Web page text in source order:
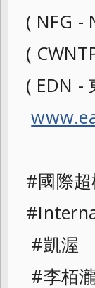
( NFG -
(
( EDN -
#國際
#凱渥
#李栢